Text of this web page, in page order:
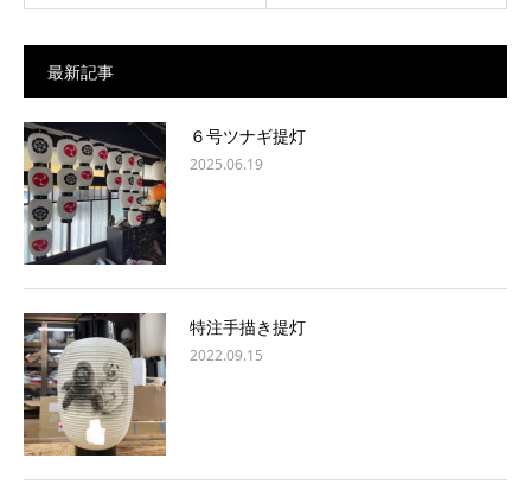
最新記事
６号ツナギ提灯
2025.06.19
特注手描き提灯
2022.09.15